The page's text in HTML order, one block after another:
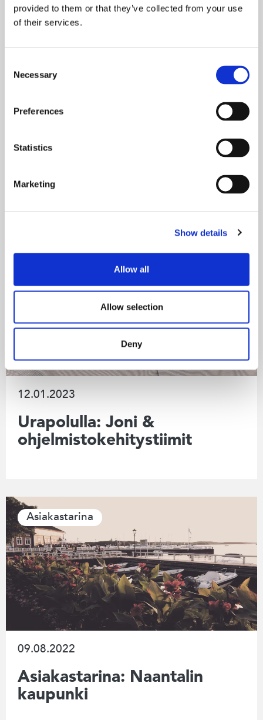
provided to them or that they’ve collected from your use
of their services.
Selection
Necessary
Preferences
Statistics
Marketing
Show details
Allow all
Allow selection
Deny
Asiakaskuulumisia
voittaja selvisi
12.01.2023
Urapolulla: Joni &
ohjelmistokehitystiimit
Asiakastarina
09.08.2022
Asiakastarina: Naantalin
kaupunki